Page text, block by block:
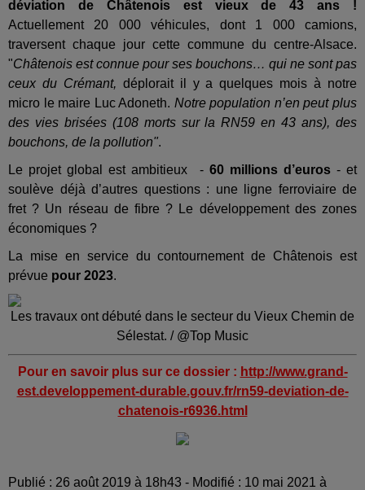
déviation de Châtenois est vieux de 43 ans !
Actuellement 20 000 véhicules, dont 1 000 camions,
traversent chaque jour cette commune du centre-Alsace.
"Châtenois est connue pour ses bouchons… qui ne sont pas
ceux du Crémant, déplorait il y a quelques mois à notre
micro le maire Luc Adoneth. Notre population n’en peut plus
des vies brisées (108 morts sur la RN59 en 43 ans), des
bouchons, de la pollution".
Le projet global est ambitieux
- 60 millions d’euros- et
soulève déjà d’autres questions : une ligne ferroviaire de
fret ? Un réseau de fibre ? Le développement des zones
économiques ?
La mise en service du contournement de Châtenois est
prévue pour 2023.
Les travaux ont débuté dans le secteur du Vieux Chemin de
Sélestat. / @Top Music
Pour en savoir plus sur ce dossier : http://www.grand-
est.developpement-durable.gouv.fr/rn59-deviation-de-
chatenois-r6936.html
Publié : 26 août 2019 à 18h43 - Modifié : 10 mai 2021 à